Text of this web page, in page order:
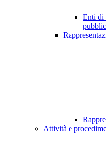
Enti di
Attività e